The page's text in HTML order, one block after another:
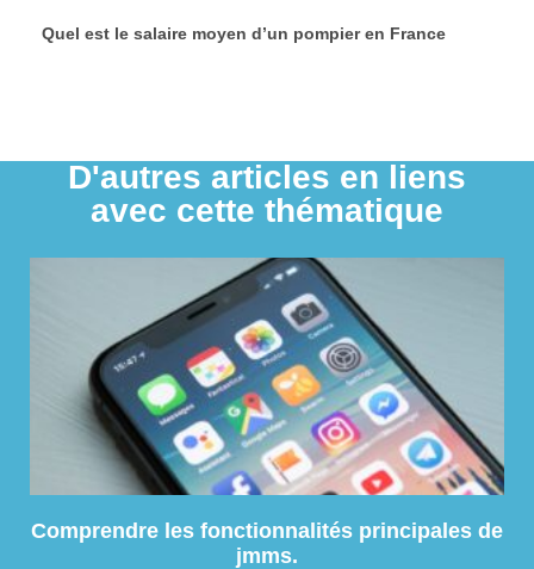
Quel est le salaire moyen d’un pompier en France
D'autres articles en liens
avec cette thématique
Comprendre les fonctionnalités principales de
jmms.